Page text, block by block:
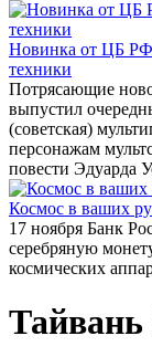
Новинка от ЦБ РФ
техники
Потрясающие
выпустил
(советская)
персонажам
повести Эдуарда
Космос в ваших
17 ноября Банк
серебряную
космических